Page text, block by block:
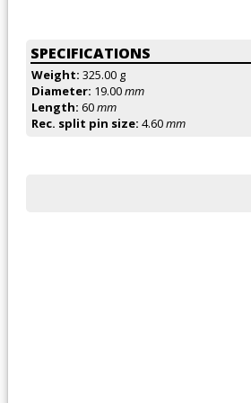
SPECIFICATIONS
Weight: 325.00 g
Diameter: 19.00mm
Length: 60mm
Rec. split pin size: 4.60mm